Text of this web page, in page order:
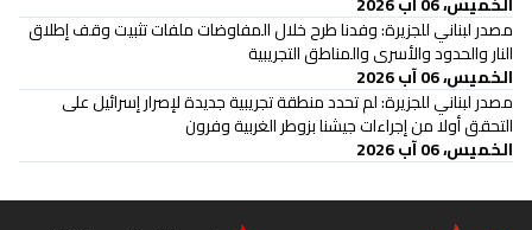
مصدر لبناني للجزيرة: وفدنا طرح خلال المفاوضات ملفات تثبيت وقف إطلاق
النار والحدود والأسرى والمناطق التجريبية
الخميس، 06 آب 2026
مصدر لبناني للجزيرة: لم تحدد منطقة تجريبية جديدة لإصرار إسرائيل على
التحقق أولا من إجراءات جيشنا بزوطر الغربية وفرون
الخميس، 06 آب 2026